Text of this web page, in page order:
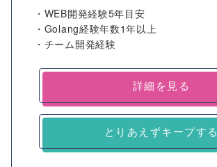
・WEB開発経験5年目安
・Golang経験年数1年以上
・チーム開発経験
詳細を見る
とりあえずキープする